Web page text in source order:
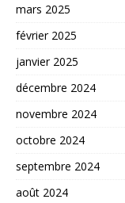
mars 2025
février 2025
janvier 2025
décembre 2024
novembre 2024
octobre 2024
septembre 2024
août 2024